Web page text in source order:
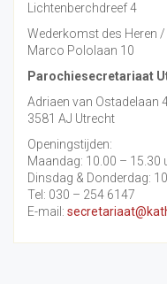
Lichtenberchdreef 4
Wederkomst des Heren
Marco Pololaan 10
Parochiesecretariaat
Adriaen van Ostadelaan
3581 AJ Utrecht
Openingstijden:
Maandag: 10.00 – 15.30
Dinsdag & Donderdag:
Tel: 030 – 254 6147
E-mail: